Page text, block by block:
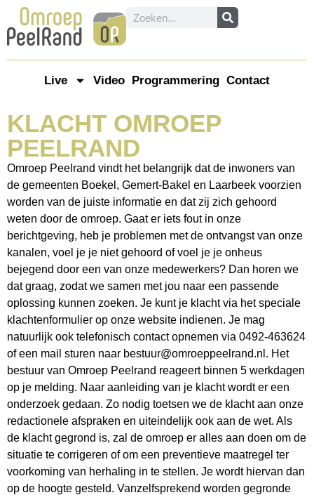
Live Video Programmering Contact
KLACHT OMROEP
PEELRAND
Omroep Peelrand vindt het belangrijk dat de inwoners van
de gemeenten Boekel, Gemert-Bakel en Laarbeek voorzien
worden van de juiste informatie en dat zij zich gehoord
weten door de omroep. Gaat er iets fout in onze
berichtgeving, heb je problemen met de ontvangst van onze
kanalen, voel je je niet gehoord of voel je je onheus
bejegend door een van onze medewerkers? Dan horen we
dat graag, zodat we samen met jou naar een passende
oplossing kunnen zoeken. Je kunt je klacht via het speciale
klachtenformulier op onze website indienen. Je mag
natuurlijk ook telefonisch contact opnemen via 0492-463624
of een mail sturen naar bestuur@omroeppeelrand.nl. Het
bestuur van Omroep Peelrand reageert binnen 5 werkdagen
op je melding. Naar aanleiding van je klacht wordt er een
onderzoek gedaan. Zo nodig toetsen we de klacht aan onze
redactionele afspraken en uiteindelijk ook aan de wet. Als
de klacht gegrond is, zal de omroep er alles aan doen om de
situatie te corrigeren of om een preventieve maatregel ter
voorkoming van herhaling in te stellen. Je wordt hiervan dan
op de hoogte gesteld. Vanzelfsprekend worden gegronde